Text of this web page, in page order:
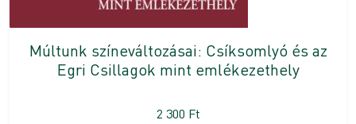
Múltunk színeváltozásai: Csíksomlyó és az
Egri Csillagok mint emlékezethely
2 300 Ft